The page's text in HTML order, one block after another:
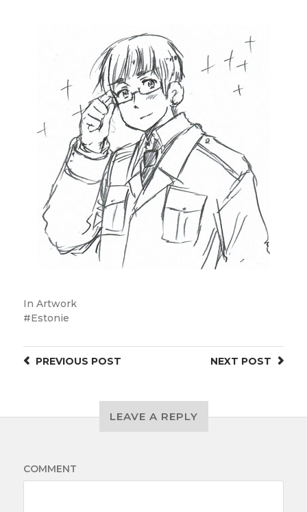
In Artwork
Estonie
NEXT POST
PREVIOUS POST
LEAVE A REPLY
COMMENT